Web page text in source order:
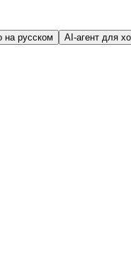
на русском AI-агент для